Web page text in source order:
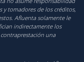
y tomadores de los créditos,
Afluenta solamente le
indirectamente los
una